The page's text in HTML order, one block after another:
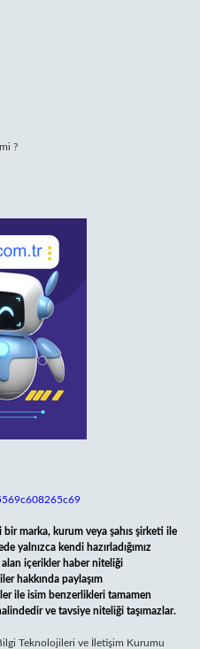
?
marka, kurum veya şahıs şirketi ile
yalnızca kendi hazırladığımız
alan içerikler haber niteliği
hakkında paylaşım
ile isim benzerlikleri tamamen
ve tavsiye niteliği taşımazlar.
Teknolojileri ve İletişim Kurumu